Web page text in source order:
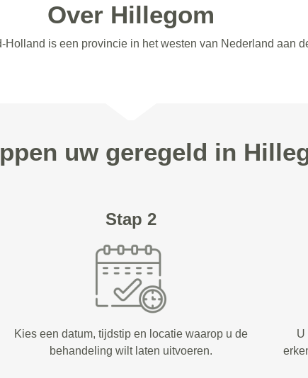
Over Hillegom
is een provincie in het westen van Nederland aan
uw geregeld in
Stap 2
Kies een datum, tijdstip en locatie waarop u de
behandeling wilt laten uitvoeren.
U